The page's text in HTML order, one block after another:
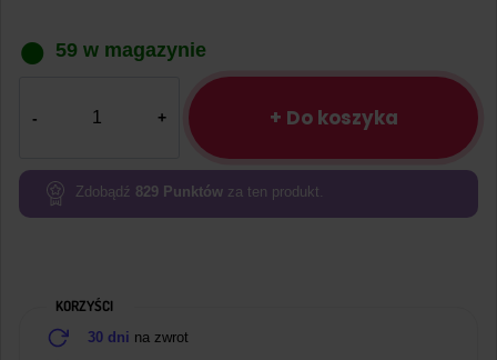
59 w magazynie
Ultradźwiękowy
SR04
+ Do koszyka
Zdobądź 829 Punktów za ten produkt.
KORZYŚCI
30 dni na zwrot